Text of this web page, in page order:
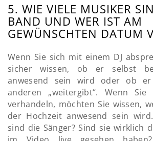
5. WIE VIELE MUSIKER
BAND UND WER IST AM
GEWÜNSCHTEN DATUM
Wenn Sie sich mit einem DJ
sicher wissen, ob er selbst
anwesend sein wird oder ob
anderen „weitergibt“. Wenn
verhandeln, möchten Sie wissen,
der Hochzeit anwesend sein
sind die Sänger? Sind sie wirklich